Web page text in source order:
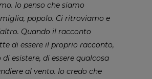
Io penso che siamo
popolo. Ci ritroviamo e
Quando il racconto
di essere il proprio racconto,
esistere, di essere qualcosa
al vento. Io credo che